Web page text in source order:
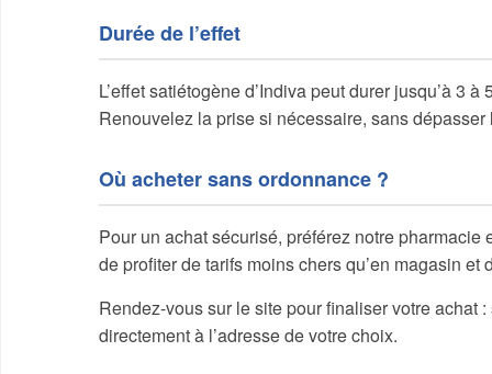
Durée de l’effet
L’effet satiétogène d’Indiva peut durer jusqu’à 3
Renouvelez la prise si nécessaire, sans
Où acheter sans ordonnance ?
Pour un achat sécurisé, préférez notre
de profiter de tarifs moins chers qu’en magasin et
Rendez-vous sur le site pour finaliser votre achat
directement à l’adresse de votre choix.